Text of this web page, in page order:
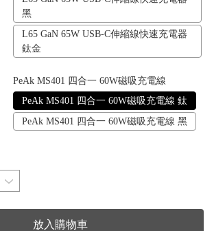
黑
L65 GaN 65W USB-C伸縮線快速充電器
鈦金
PeAk MS401 四合一 60W磁吸充電線
PeAk MS401 四合一 60W磁吸充電線 鈦
PeAk MS401 四合一 60W磁吸充電線 黑
放入購物車